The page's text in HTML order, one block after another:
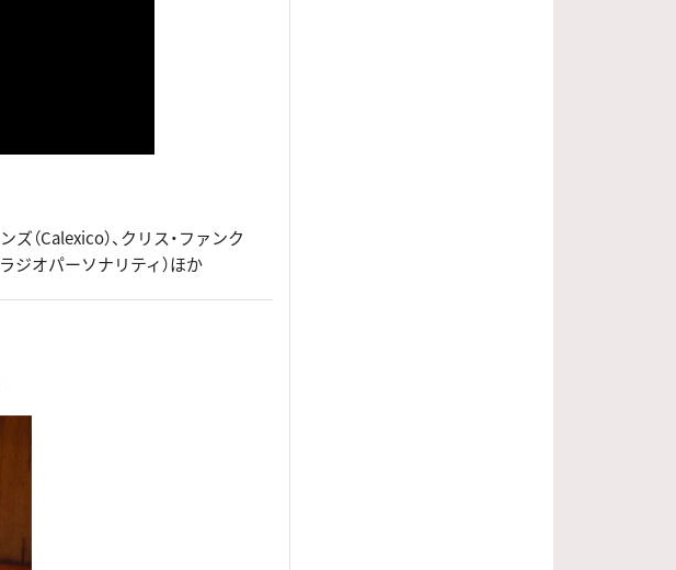
ズ（Calexico）、クリス・ファンク
ジオパーソナリティ）ほか